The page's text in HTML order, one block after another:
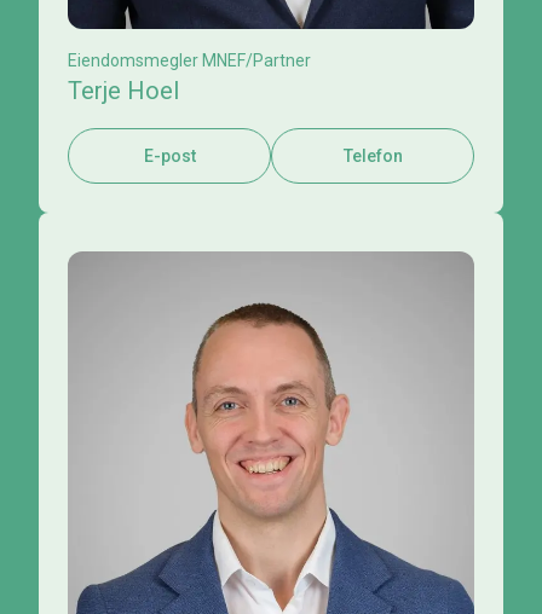
Eiendomsmegler MNEF/Partner
Terje Hoel
E-post Telefon